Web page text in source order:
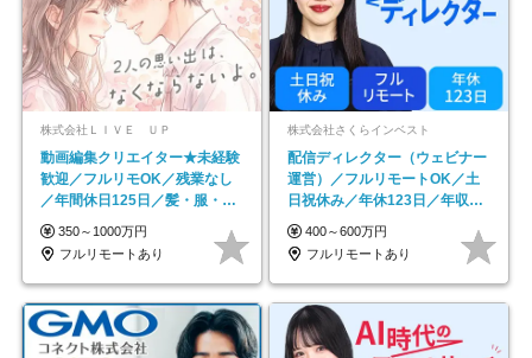
株式会社ＬＩＶＥ ＵＰ
動画編集クリエイター★未経験
歓迎／フルリモOK／残業なし
／年間休日125日／髪・服・ネ
イル自由／研修充実で安心
350～1000万円
フルリモートあり
株式会社さくらインベスト
配信ディレクター（ウェビナー
運営）／フルリモートOK／土
日祝休み／年休123日／年収
600万円可
400～600万円
フルリモートあり